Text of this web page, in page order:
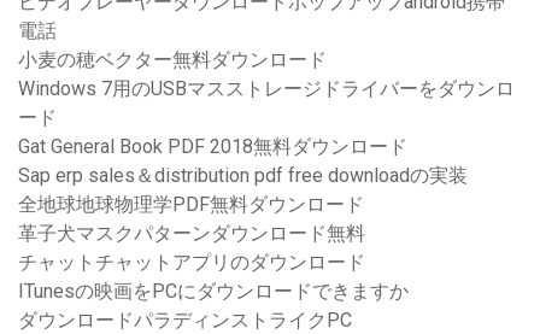
電話
小麦の穂ベクター無料ダウンロード
Windows 7用のUSBマスストレージドライバーをダウンロ
ード
Gat General Book PDF 2018無料ダウンロード
Sap erp sales＆distribution pdf free downloadの実装
全地球地球物理学PDF無料ダウンロード
革子犬マスクパターンダウンロード無料
チャットチャットアプリのダウンロード
ITunesの映画をPCにダウンロードできますか
ダウンロードパラディンストライクPC